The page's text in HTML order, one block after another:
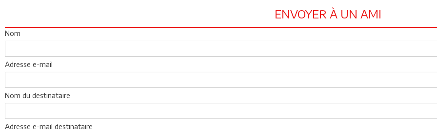
ENVOYER À UN AMI
Nom
Adresse e-mail
Nom du destinataire
Adresse e-mail destinataire